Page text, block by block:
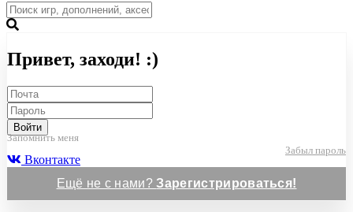
Привет, заходи! :)
Войти
Запомнить меня
Забыл пароль
Вконтакте
Ещё не с нами?Зарегистрироваться!